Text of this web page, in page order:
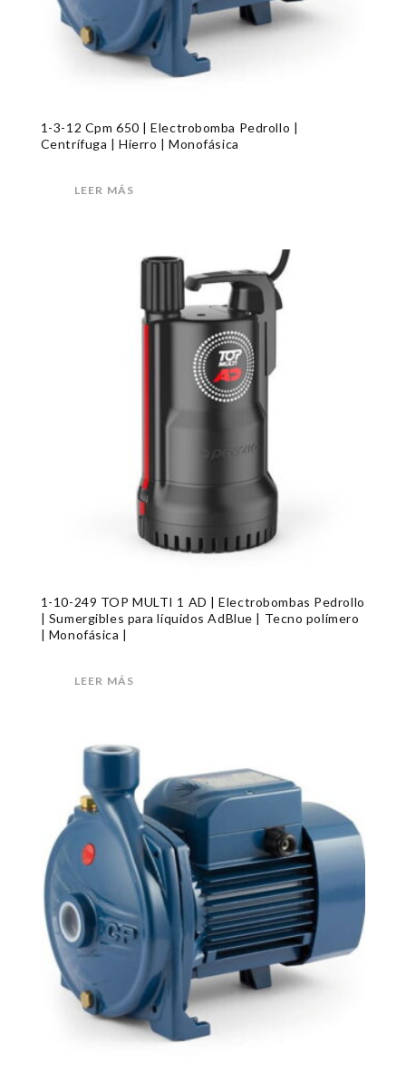
1-3-12 Cpm 650 | Electrobomba Pedrollo |
Centrífuga | Hierro | Monofásica
LEER MÁS
1-10-249 TOP MULTI 1 AD | Electrobombas Pedrollo
| Sumergibles para líquidos AdBlue | Tecno polímero
| Monofásica |
LEER MÁS